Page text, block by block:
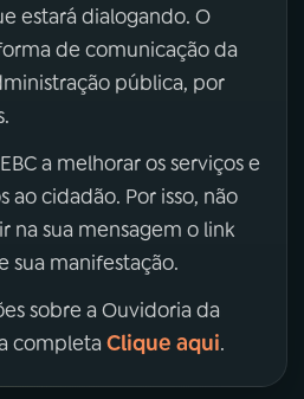
estará dialogando. O
de comunicação da
pública, por
a melhorar os serviços e
cidadão. Por isso, não
na sua mensagem o link
sua manifestação.
sobre a Ouvidoria da
completa Clique aqui.